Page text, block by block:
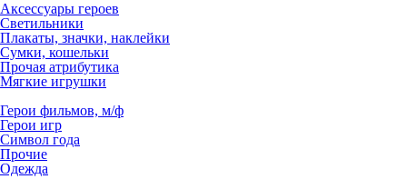
Аксессуары героев
Светильники
Плакаты, значки, наклейки
Сумки, кошельки
Прочая атрибутика
Мягкие игрушки
Герои фильмов, м/ф
Герои игр
Символ года
Прочие
Одежда